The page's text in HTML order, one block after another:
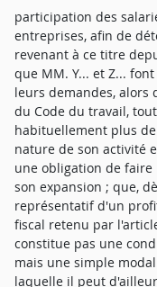
participation des
entreprises, afin de
revenant à ce titre
que MM. Y... et Z...
leurs demandes, alors
du Code du travail,
habituellement plus
nature de son activité
une obligation de
son expansion ; que,
représentatif d'un
fiscal retenu par
constitue pas une
mais une simple
laquelle il peut